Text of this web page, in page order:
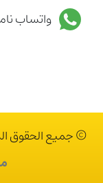
واتساب
© جميع الحقوق